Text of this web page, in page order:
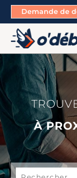
Demande de
À